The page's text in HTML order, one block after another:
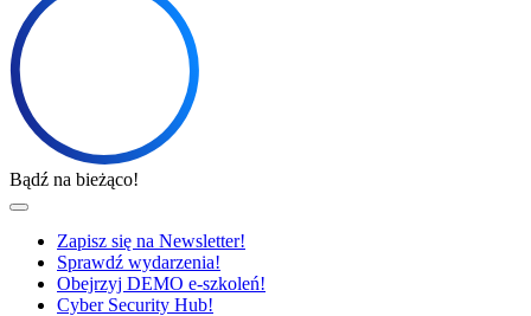
Bądź na bieżąco!
Zapisz się na Newsletter!
Sprawdź wydarzenia!
Obejrzyj DEMO e-szkoleń!
Cyber Security Hub!